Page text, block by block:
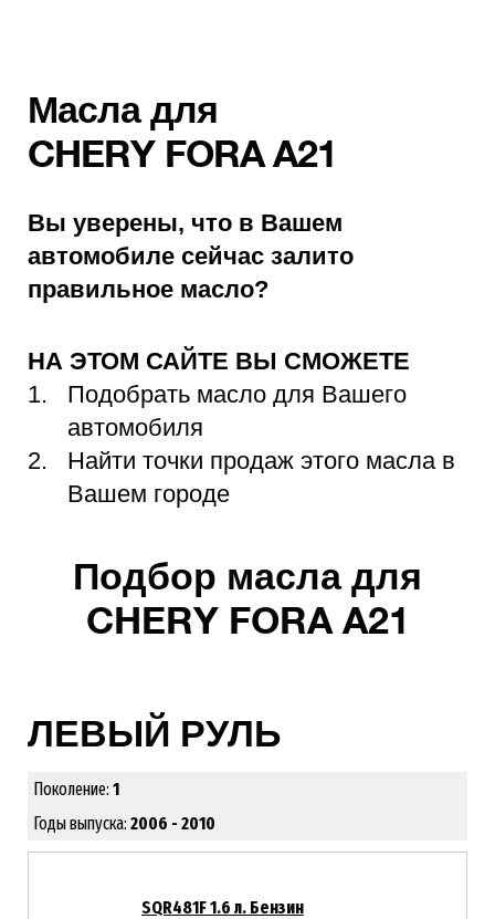
Масла для
CHERY FORA A21
Вы уверены, что в Вашем
автомобиле сейчас залито
правильное масло?
НА ЭТОМ САЙТЕ ВЫ СМОЖЕТЕ
Подобрать масло для Вашего
автомобиля
Найти точки продаж этого масла в
Вашем городе
Подбор масла для
CHERY FORA A21
ЛЕВЫЙ РУЛЬ
Поколение: 1
Годы выпуска: 2006 - 2010
SQR481F 1.6 л. Бензин